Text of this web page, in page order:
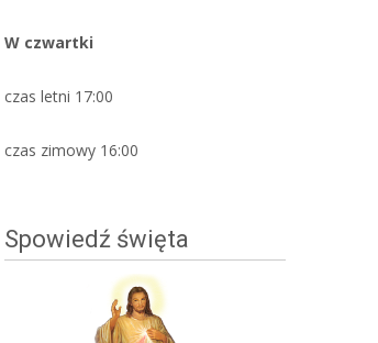
W czwartki
czas letni 17:00
czas zimowy 16:00
Spowiedź święta